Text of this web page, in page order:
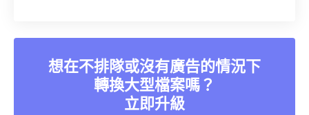
想在不排隊或沒有廣告的情況下
轉換大型檔案嗎？
立即升級